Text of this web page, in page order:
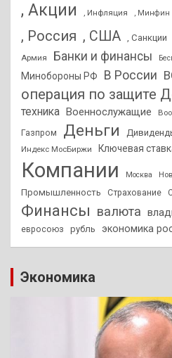
, Акции , Инфляция , Минфин
, Россия , США , Санкции
Армия Банки и финансы
Минобороны РФ
В России
операция по защите
техника
Военнослужащие
Газпром Деньги
Индекс МосБиржи Ключевая
Компании Москва
Промышленность Страхование
Финансы валюта
евросоюз рубль экономика
Экономика